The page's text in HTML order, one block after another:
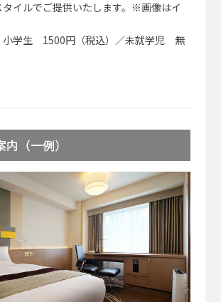
タイルでご提供いたします。※画像はイ
学生 1500円（税込）／未就学児 無
（一例）